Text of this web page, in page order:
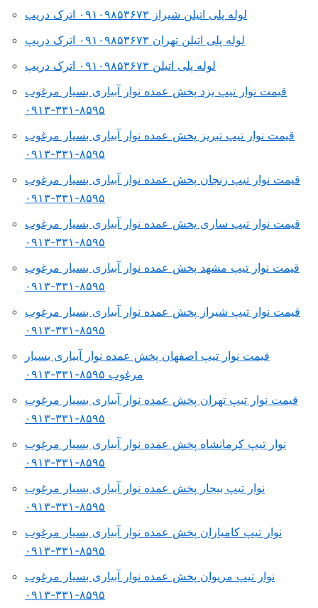
لوله پلی اتیلن شیراز ۰۹۱۰۹۸۵۳۶۷۳ اترک دریپ
لوله پلی اتیلن تهران ۰۹۱۰۹۸۵۳۶۷۳ اترک دریپ
لوله پلی اتیلن ۰۹۱۰۹۸۵۳۶۷۳ اترک دریپ
قیمت نوار تیپ یزد پخش عمده نوار آبیاری بسیار مرغوب
۸۵۹۵-۳۳۱-۰۹۱۳
قیمت نوار تیپ تبریز پخش عمده نوار آبیاری بسیار مرغوب
۸۵۹۵-۳۳۱-۰۹۱۳
قیمت نوار تیپ زنجان پخش عمده نوار آبیاری بسیار مرغوب
۸۵۹۵-۳۳۱-۰۹۱۳
قیمت نوار تیپ ساری پخش عمده نوار آبیاری بسیار مرغوب
۸۵۹۵-۳۳۱-۰۹۱۳
قیمت نوار تیپ مشهد پخش عمده نوار آبیاری بسیار مرغوب
۸۵۹۵-۳۳۱-۰۹۱۳
قیمت نوار تیپ شیراز پخش عمده نوار آبیاری بسیار مرغوب
۸۵۹۵-۳۳۱-۰۹۱۳
قیمت نوار تیپ اصفهان پخش عمده نوار آبیاری بسیار
مرغوب ۸۵۹۵-۳۳۱-۰۹۱۳
قیمت نوار تیپ تهران پخش عمده نوار آبیاری بسیار مرغوب
۸۵۹۵-۳۳۱-۰۹۱۳
نوار تیپ کرمانشاه پخش عمده نوار آبیاری بسیار مرغوب
۸۵۹۵-۳۳۱-۰۹۱۳
نوار تیپ بیجار پخش عمده نوار آبیاری بسیار مرغوب
۸۵۹۵-۳۳۱-۰۹۱۳
نوار تیپ کامیاران پخش عمده نوار آبیاری بسیار مرغوب
۸۵۹۵-۳۳۱-۰۹۱۳
نوار تیپ مریوان پخش عمده نوار آبیاری بسیار مرغوب
۸۵۹۵-۳۳۱-۰۹۱۳